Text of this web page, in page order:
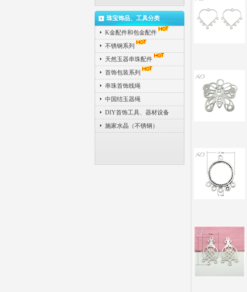
珠宝饰品、工具分类
K金配件和包金配件
不锈钢系列
天然玉器串珠配件
首饰包装系列
串珠首饰线绳
中国结玉器绳
DIY首饰工具、器材设备
施家水晶（不锈钢）